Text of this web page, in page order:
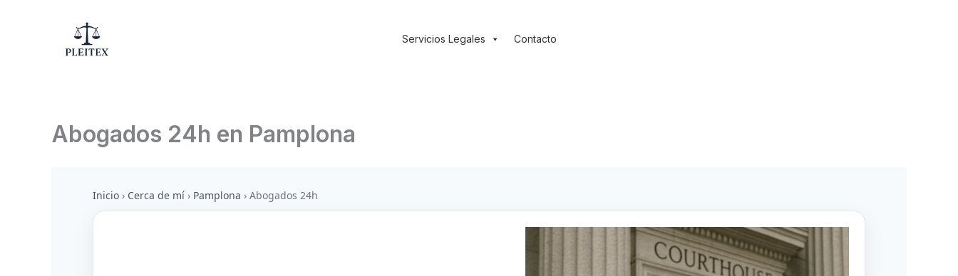
Servicios Legales Contacto
Abogados 24h en Pamplona
Inicio › Cerca de mí › Pamplona › Abogados 24h